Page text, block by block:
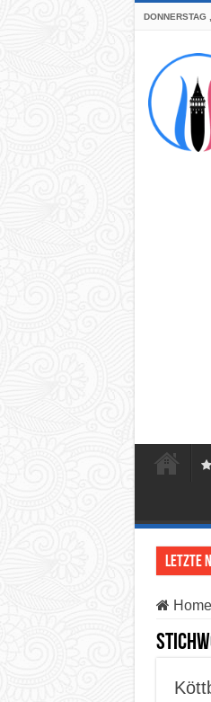
DONNERSTAG
Letzte
Home